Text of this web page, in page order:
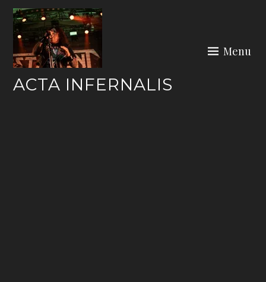
Skip
content
ACTA INFERNALIS
Menu